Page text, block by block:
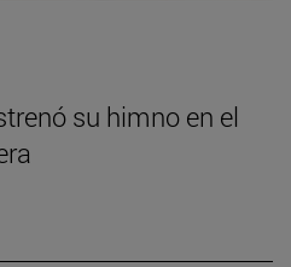
su himno en el